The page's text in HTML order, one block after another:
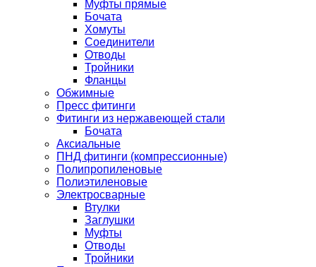
Муфты прямые
Бочата
Хомуты
Соединители
Отводы
Тройники
Фланцы
Обжимные
Пресс фитинги
Фитинги из нержавеющей стали
Бочата
Аксиальные
ПНД фитинги (компрессионные)
Полипропиленовые
Полиэтиленовые
Электросварные
Втулки
Заглушки
Муфты
Отводы
Тройники